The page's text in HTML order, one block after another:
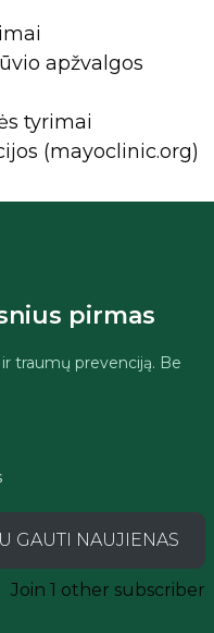
apžvalgos
tyrimai
(mayoclinic.org)
pirmas
traumų prevenciją. Be
GAUTI NAUJIENAS
Join 1 other subscriber